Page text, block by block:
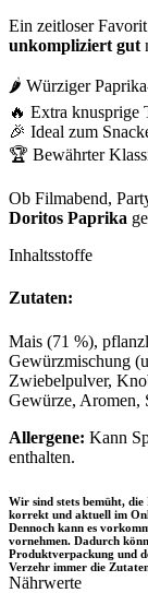
Ein zeitloser
unkompliziert gut
🌶️ Würziger
🔥 Extra knusprige
🎉 Ideal zum
🏆 Bewährter
Ob Filmabend,
Doritos Paprika
Inhaltsstoffe
Zutaten:
Mais (71 %),
Gewürzmischung
Zwiebelpulver,
Gewürze, Aromen,
Allergene: Kann
enthalten.
Wir sind stets bemüht,
korrekt und aktuell im
Dennoch kann es
vornehmen. Dadurch
Produktverpackung und
Verzehr immer die
Nährwerte